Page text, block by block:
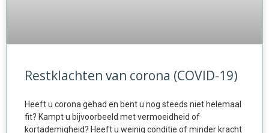
Restklachten van corona (COVID-19)
Heeft u corona gehad en bent u nog steeds niet helemaal
fit? Kampt u bijvoorbeeld met vermoeidheid of
kortademigheid? Heeft u weinig conditie of minder kracht